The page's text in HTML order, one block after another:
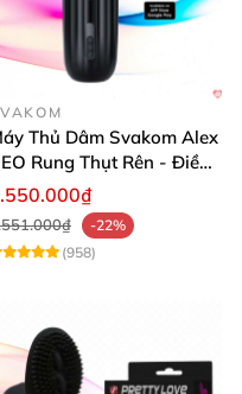
Thủ Dâm Svakom Alex
Rung Thụt Rên - Điều
App, Siêu Phê
-22%
(958)